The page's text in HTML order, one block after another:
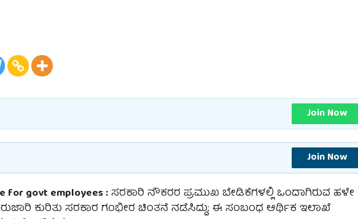
Join Now
Join Now
for govt employees :ಸರಕಾರಿ ನೌಕರರ ಪ್ರಮುಖ ಬೇಡಿಕೆಗಳಲ್ಲಿ ಒಂದಾಗಿರುವ ಹಳೇ
ಕುರಿತು ಸರಕಾರ ಗಂಭೀರ ಚಿಂತನೆ ನಡೆಸಿದ್ದು; ಈ ಸಂಬ೦ಧ ಆರ್ಥಿಕ ಇಲಾಖೆ